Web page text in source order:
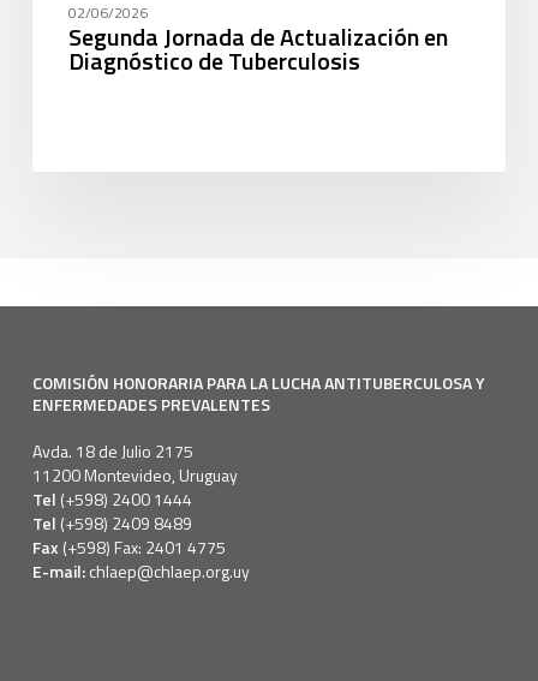
02/06/2026
Segunda Jornada de Actualización en
Diagnóstico de Tuberculosis
COMISIÓN HONORARIA PARA LA LUCHA ANTITUBERCULOSA Y
ENFERMEDADES PREVALENTES
Avda. 18 de Julio 2175
11200 Montevideo, Uruguay
Tel (+598) 2400 1444
Tel (+598) 2409 8489
Fax (+598) Fax: 2401 4775
E-mail:chlaep@chlaep.org.uy